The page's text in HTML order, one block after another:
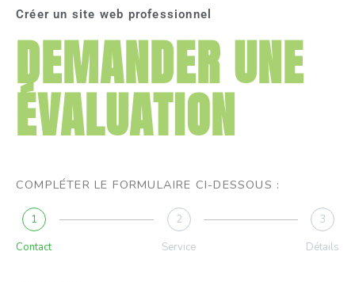
Créer un site web professionnel
DEMANDER UNE
ÉVALUATION
COMPLÉTER LE FORMULAIRE CI-DESSOUS :
1
Contact
2
Service
3
Détails